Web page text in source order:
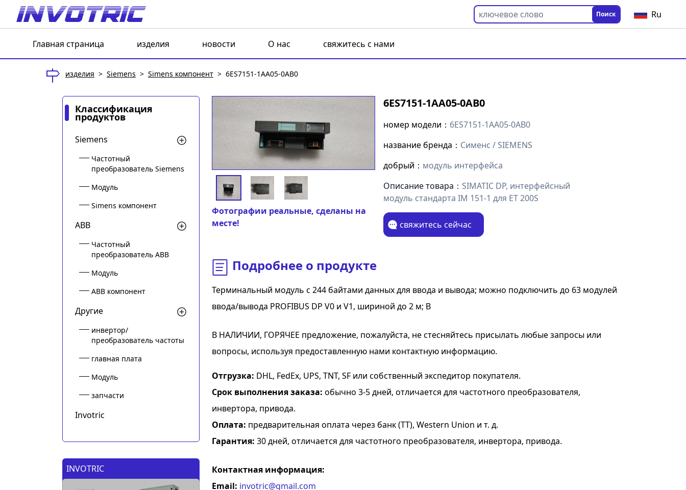
Поиск Ru
Главная страница изделия новости О нас свяжитесь с нами
изделия > Siemens > Simens компонент > 6ES7151-1AA05-0AB0
Классификация
продуктов
Siemens
Частотный
преобразователь Siemens
Модуль
Simens компонент
ABB
Частотный
преобразователь ABB
Модуль
ABB компонент
Другие
инвертор/
преобразователь частоты
главная плата
Модуль
запчасти
Invotric
INVOTRIC
Фотографии реальные, сделаны на
месте!
6ES7151-1AA05-0AB0
номер модели： 6ES7151-1AA05-0AB0
название бренда： Сименс / SIEMENS
добрый： модуль интерфейса
Описание товара：SIMATIC DP, интерфейсный
модуль стандарта IM 151-1 для ET 200S
свяжитесь сейчас
Подробнее о продукте
Терминальный модуль с 244 байтами данных для ввода и вывода; можно подключить до 63 модулей
ввода/вывода PROFIBUS DP V0 и V1, шириной до 2 м; B
В НАЛИЧИИ, ГОРЯЧЕЕ предложение, пожалуйста, не стесняйтесь присылать любые запросы или
вопросы, используя предоставленную нами контактную информацию.
Отгрузка: DHL, FedEx, UPS, TNT, SF или собственный экспедитор покупателя.
Срок выполнения заказа: обычно 3-5 дней, отличается для частотного преобразователя,
инвертора, привода.
Оплата: предварительная оплата через банк (TT), Western Union и т. д.
Гарантия: 30 дней, отличается для частотного преобразователя, инвертора, привода.
Контактная информация:
Email: invotric@gmail.com